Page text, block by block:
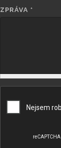
ZPRÁVA *